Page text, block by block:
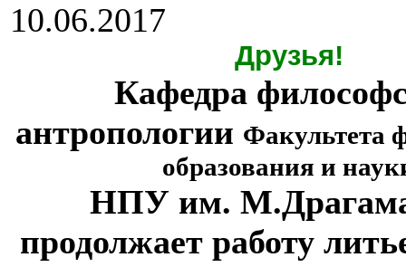
10.06.2017
Друзья!
Кафедра
антропологии Факультета
образования и
НПУ им.
продолжает работу